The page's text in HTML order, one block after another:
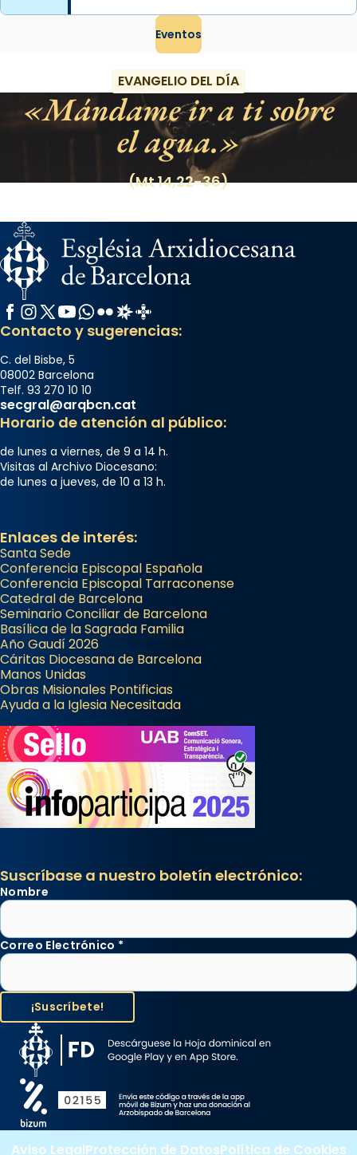
Eventos
EVANGELIO DEL DÍA
Mándame ir a ti sobre
el agua.
(Mt 14,22-36)
Facebook
Instagram
X / Twitter
YouTube
WhatsApp
FlickrRadio Estel
Catalunya Cristiana
Contacto y sugerencias:
C. del Bisbe, 5
08002 Barcelona
Telf. 93 270 10 10
secgral@arqbcn.cat
Horario de atención al público:
de lunes a viernes, de 9 a 14 h.
Visitas al Archivo Diocesano:
de lunes a jueves, de 10 a 13 h.
Enlaces de interés:
Santa Sede
Conferencia Episcopal Española
Conferencia Episcopal Tarraconense
Catedral de Barcelona
Seminario Conciliar de Barcelona
Basílica de la Sagrada Familia
Año Gaudí 2026
Cáritas Diocesana de Barcelona
Manos Unidas
Obras Misionales Pontificias
Ayuda a la Iglesia Necesitada
Suscríbase a nuestro boletín electrónico:
Nombre
Correo Electrónico *
Aviso LegalProtección de DatosPolítica de Cookies